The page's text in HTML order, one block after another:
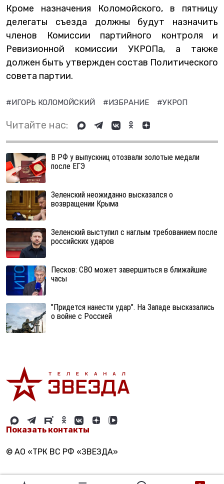
Кроме назначения Коломойского, в пятницу
делегаты съезда должны будут назначить
членов Комиссии партийного контроля и
Ревизионной комиссии УКРОПа, а также
должен быть утвержден состав Политического
совета партии.
#ИГОРЬ КОЛОМОЙСКИЙ #ИЗБРАНИЕ #УКРОП
Читайте нас:
В РФ у выпускниц отозвали золотые медали
после ЕГЭ
Зеленский неожиданно высказался о
возвращении Крыма
Зеленский выступил с наглым требованием после
российских ударов
Песков: СВО может завершиться в ближайшие
часы
"Придется нанести удар". На Западе высказались
о войне с Россией
Показать контакты
© АО «ТРК ВС РФ «ЗВЕЗДА»